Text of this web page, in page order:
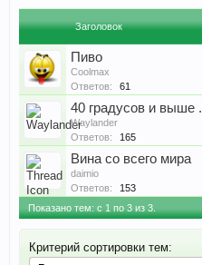
Заголовок
Пиво
Coolmax
Ответов:
61
40 градусов и выше .
Waylander
Ответов:
165
Вина со всего мира
daimio
Ответов:
153
Показано тем: с 1 по 3 из 3.
Критерий сортировки тем: